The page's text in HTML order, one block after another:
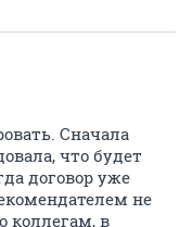
Сначала
что будет
договор уже
не
коллегам, в